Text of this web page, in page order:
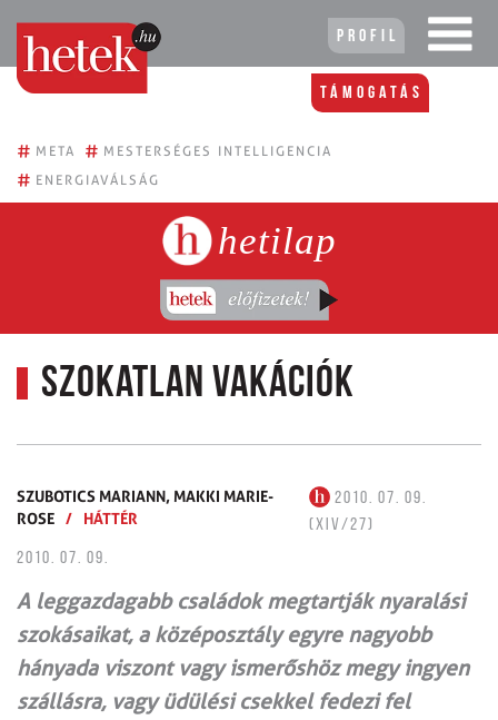
Profil
Támogatás
# META # MESTERSÉGES INTELLIGENCIA
# ENERGIAVÁLSÁG
hetilap
Szokatlan vakációk
SZUBOTICS MARIANN, MAKKI MARIE-
ROSE / HÁTTÉR
2010. 07. 09.
(XIV/27)
2010. 07. 09.
A leggazdagabb családok megtartják nyaralási
szokásaikat, a középosztály egyre nagyobb
hányada viszont vagy ismerőshöz megy ingyen
szállásra, vagy üdülési csekkel fedezi fel